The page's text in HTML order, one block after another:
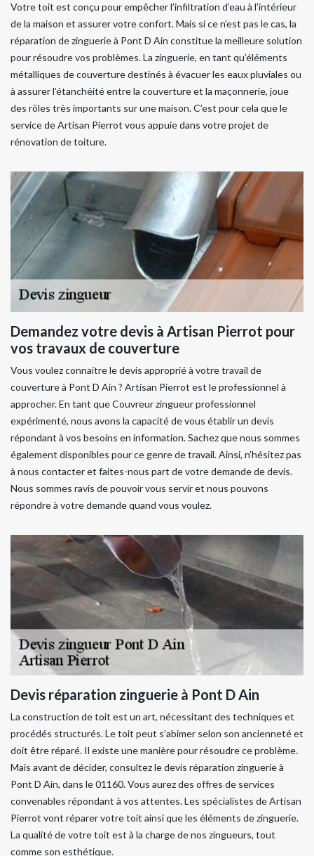
Votre toit est conçu pour empêcher l’infiltration d’eau à l’intérieur
de la maison et assurer votre confort. Mais si ce n’est pas le cas, la
réparation de zinguerie à Pont D Ain constitue la meilleure solution
pour résoudre vos problèmes. La zinguerie, en tant qu’éléments
métalliques de couverture destinés à évacuer les eaux pluviales ou
à assurer l’étanchéité entre la couverture et la maçonnerie, joue
des rôles très importants sur une maison. C’est pour cela que le
service de Artisan Pierrot vous appuie dans votre projet de
rénovation de toiture.
Demandez votre devis à Artisan Pierrot pour
vos travaux de couverture
Vous voulez connaitre le devis approprié à votre travail de
couverture à Pont D Ain ? Artisan Pierrot est le professionnel à
approcher. En tant que Couvreur zingueur professionnel
expérimenté, nous avons la capacité de vous établir un devis
répondant à vos besoins en information. Sachez que nous sommes
également disponibles pour ce genre de travail. Ainsi, n’hésitez pas
à nous contacter et faites-nous part de votre demande de devis.
Nous sommes ravis de pouvoir vous servir et nous pouvons
répondre à votre demande quand vous voulez.
Devis réparation zinguerie à Pont D Ain
La construction de toit est un art, nécessitant des techniques et
procédés structurés. Le toit peut s’abimer selon son ancienneté et
doit être réparé. Il existe une manière pour résoudre ce problème.
Mais avant de décider, consultez le devis réparation zinguerie à
Pont D Ain, dans le 01160. Vous aurez des offres de services
convenables répondant à vos attentes. Les spécialistes de Artisan
Pierrot vont réparer votre toit ainsi que les éléments de zinguerie.
La qualité de votre toit est à la charge de nos zingueurs, tout
comme son esthétique.